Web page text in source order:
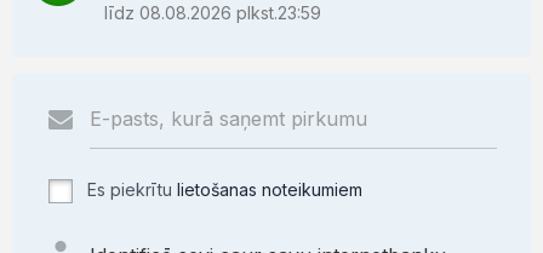
līdz 08.08.2026 plkst.23:59
Es piekrītu lietošanas noteikumiem